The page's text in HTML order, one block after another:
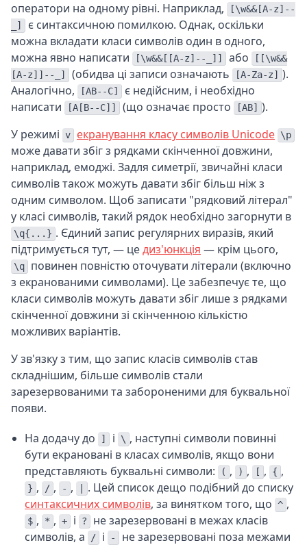
оператори на одному рівні. Наприклад,
[\w&&[A-z]--
_]
є синтаксичною помилкою. Однак, оскільки
можна вкладати класи символів один в одного,
можна явно написати
[\w&&[[A-z]--_]] або
[[\w&&
[A-z]]--_]
(обидва ці записи означають [A-Za-z] ).
Аналогічно,
[AB--C]
є недійсним, і необхідно
написати
[A[B--C]] (що означає просто [AB] ).
У режимі v екранування класу символів Unicode \p
може давати збіг з рядками скінченної довжини,
наприклад, емоджі. Задля симетрії, звичайні класи
символів також можуть давати збіг більш ніж з
одним символом. Щоб записати "рядковий літерал"
у класі символів, такий рядок необхідно загорнути в
\q{...} . Єдиний запис регулярних виразів, який
підтримується тут, — цедиз'юнкція — крім цього,
\q
повинен повністю оточувати літерали (включно
з екранованими символами). Це забезпечує те, що
класи символів можуть давати збіг лише з рядками
скінченної довжини зі скінченною кількістю
можливих варіантів.
У зв'язку з тим, що запис класів символів став
складнішим, більше символів стали
зарезервованими та забороненими для буквальної
появи.
На додачу до
] і \ , наступні символи повинні
бути екрановані в класах символів, якщо вони
представляють буквальні символи:
( , ) , [ , { ,
} , / , - ,
. Цей список дещо подібний до списку
синтаксичних символів, за винятком того, що ^ ,
$ , * , + і ?
не зарезервовані в межах класів
символів, а
/ і -
не зарезервовані поза межами